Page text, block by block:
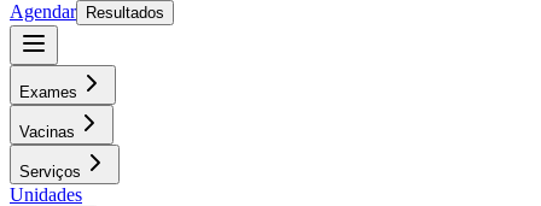
Agendar
Resultados
Exames
Vacinas
Serviços
Unidades